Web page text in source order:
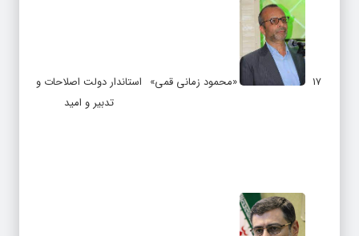
۱۷ «محمود زمانی قمی» استاندار دولت اصلاحات و
تدبیر و امید